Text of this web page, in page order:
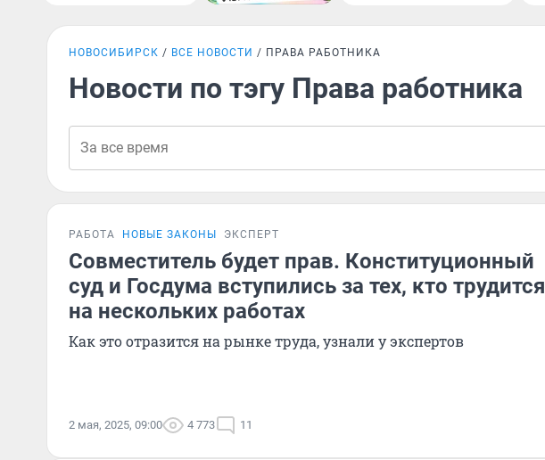
НОВОСИБИРСК ВСЕ НОВОСТИ ПРАВА РАБОТНИКА
Новости по тэгу Права работника
РАБОТА НОВЫЕ ЗАКОНЫ ЭКСПЕРТ
Совместитель будет прав. Конституционный
суд и Госдума вступились за тех, кто трудится
на нескольких работах
Как это отразится на рынке труда, узнали у экспертов
2 мая, 2025, 09:00 4 773 11